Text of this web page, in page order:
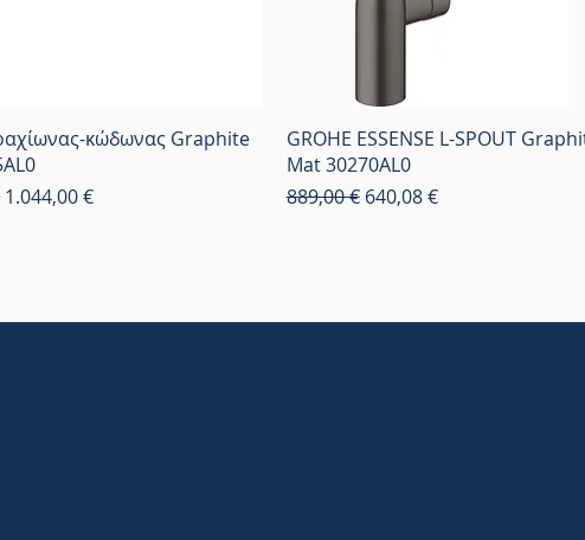
κώδωνας Graphite
Τιμή Έκπτωσης
1.044,00 €
GROHE ESSENSE L-SPOUT
Mat 30270AL0
Κανονική τιμή
889,00 € Τιμή Έκπτωσης
640,08 €